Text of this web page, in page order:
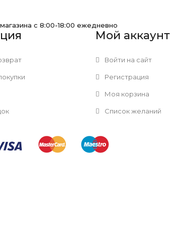
с 8:00-18:00 ежедневно
Мой аккаунт
Войти на сайт
Регистрация
Моя корзина
Список желаний